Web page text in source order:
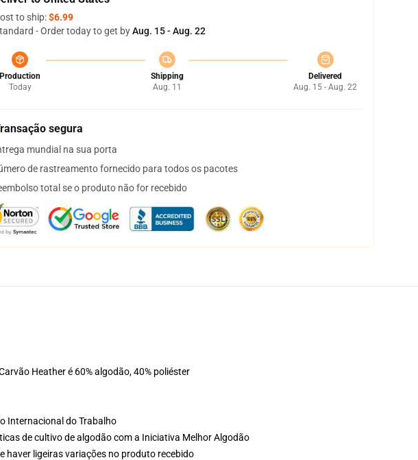
to ship:$6.99
- Order today to get byAug. 15 - Aug. 22
Production
Today
Shipping
Aug. 11
Delivered
Aug. 15 - Aug. 22
segura
mundial na sua porta
de rastreamento fornecido para todos os pacotes
total se o produto não for recebido
Heather é 60% algodão, 40% poliéster
Internacional do Trabalho
de cultivo de algodão com a Iniciativa Melhor Algodão
haver ligeiras variações no produto recebido